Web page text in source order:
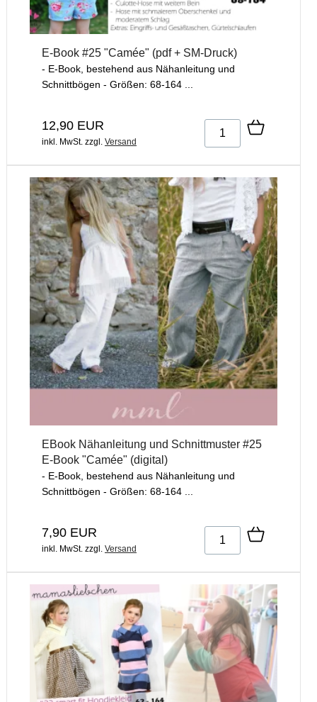
E-Book #25 "Camée" (pdf + SM-Druck)
- E-Book, bestehend aus Nähanleitung und
Schnittbögen - Größen: 68-164 ...
12,90 EUR
inkl. MwSt. zzgl. Versand
EBook Nähanleitung und Schnittmuster #25
E-Book "Camée" (digital)
- E-Book, bestehend aus Nähanleitung und
Schnittbögen - Größen: 68-164 ...
7,90 EUR
inkl. MwSt. zzgl. Versand